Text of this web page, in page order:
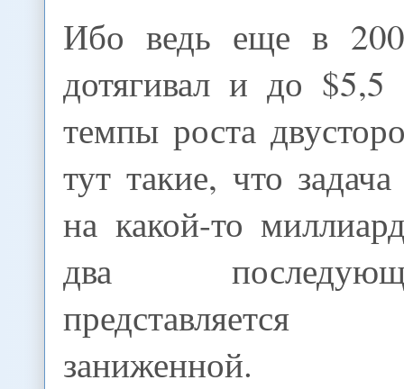
Ибо ведь еще в
дотягивал и до
темпы роста
тут такие, что
на какой-то
два
заниженной.